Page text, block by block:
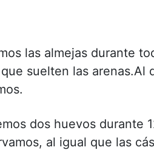
las almejas durante
suelten las
dos huevos durante
al igual que las